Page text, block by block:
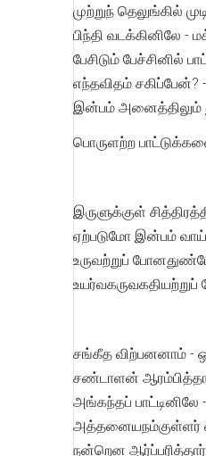
முற்றுந் தெலுங்கில்
பிந்தி வடக்கினிலே -
பேசிடும் பேச்சினில்
எந்தவிதம்
இன்பம் அனைத்திலும்
பொருளற்ற
இருளுக்குள்
ஏற்படுமோ இன்பம்
உருவற்றுப்
சங்கீத விற்பனனாம் -
சண்டாளன்
அங்கந்தப் பாட்டினிலே
அத்தனையநம்குள்ளர்
நன்றென